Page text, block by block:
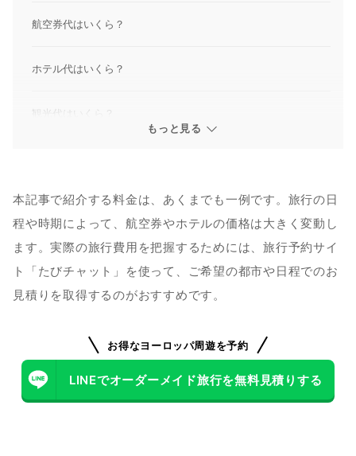
航空券代はいくら？
ホテル代はいくら？
観光代はいくら？
お土産はいくら？
ヨーロッパを2都市周遊、3都市周遊するとそれぞれいくら？
ヨーロッパ周遊旅行を安く予約する方法は？
ヨーロッパ周遊のモデルプラン3パターンを紹介
１｜パリ、ロンドンの周遊ツアー
もっと見る
本記事で紹介する料金は、あくまでも一例です。旅行の日
程や時期によって、航空券やホテルの価格は大きく変動し
ます。実際の旅行費用を把握するためには、旅行予約サイ
ト「たびチャット」を使って、ご希望の都市や日程でのお
見積りを取得するのがおすすめです。
お得なヨーロッパ周遊を予約
LINEでオーダーメイド旅行を無料見積りする